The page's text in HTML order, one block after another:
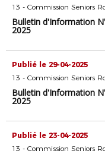
13 - Commission Seniors
Bulletin d'Information
2025
Publié le 29-04-2025
13 - Commission Seniors
Bulletin d'Information
2025
Publié le 23-04-2025
13 - Commission Seniors